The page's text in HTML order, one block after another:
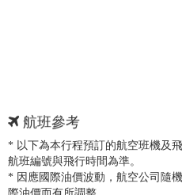
航班參考
* 以下為本行程預訂的航空班機及
航班編號與飛行時間為準。
* 因應國際油價波動，航空公司隨